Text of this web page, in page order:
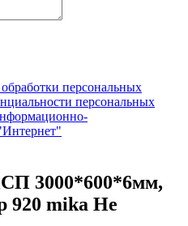
персональных
персональных
3000*600*6мм,
920 mika Не